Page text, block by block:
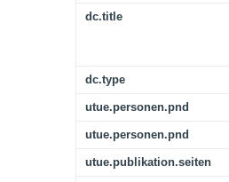
dc.title
dc.type
utue.personen.pnd
utue.personen.pnd
utue.publikation.seiten